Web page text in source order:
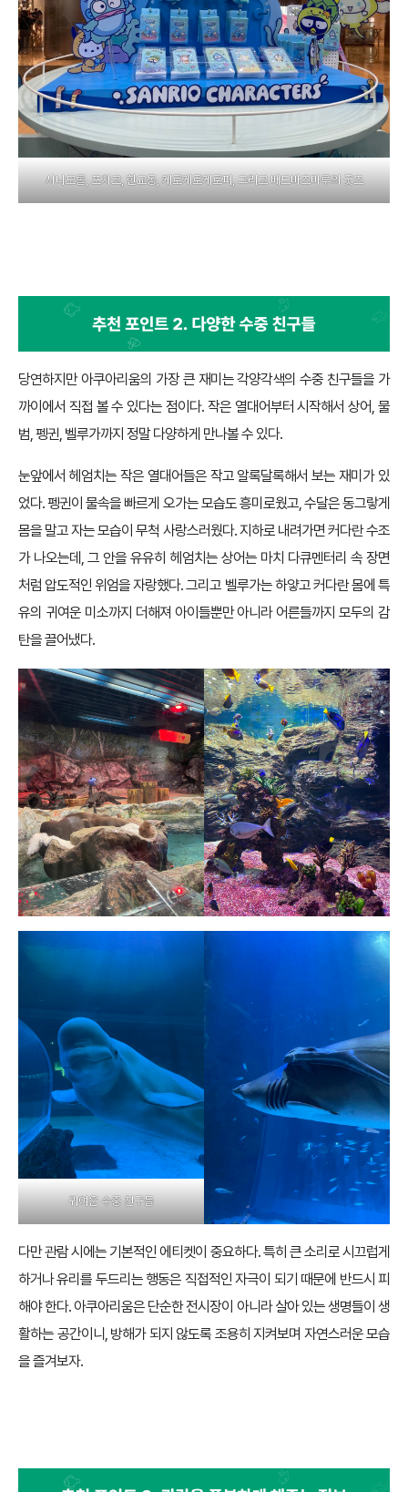
시나모롤, 포차코, 한교동, 케로케로케로피, 그리고 배드바츠마루의 굿즈
당연하지만 아쿠아리움의 가장 큰 재미는 각양각색의 수중 친구들을 가
까이에서 직접 볼 수 있다는 점이다. 작은 열대어부터 시작해서 상어, 물
범, 펭귄, 벨루가까지 정말 다양하게 만나볼 수 있다.
눈앞에서 헤엄치는 작은 열대어들은 작고 알록달록해서 보는 재미가 있
었다. 펭귄이 물속을 빠르게 오가는 모습도 흥미로웠고, 수달은 동그랗게
몸을 말고 자는 모습이 무척 사랑스러웠다. 지하로 내려가면 커다란 수조
가 나오는데, 그 안을 유유히 헤엄치는 상어는 마치 다큐멘터리 속 장면
처럼 압도적인 위엄을 자랑했다. 그리고 벨루가는 하얗고 커다란 몸에 특
유의 귀여운 미소까지 더해져 아이들뿐만 아니라 어른들까지 모두의 감
탄을 끌어냈다.
귀여운 수중 친구들
다만 관람 시에는 기본적인 에티켓이 중요하다. 특히 큰 소리로 시끄럽게
하거나 유리를 두드리는 행동은 직접적인 자극이 되기 때문에 반드시 피
해야 한다. 아쿠아리움은 단순한 전시장이 아니라 살아 있는 생명들이 생
활하는 공간이니, 방해가 되지 않도록 조용히 지켜보며 자연스러운 모습
을 즐겨보자.